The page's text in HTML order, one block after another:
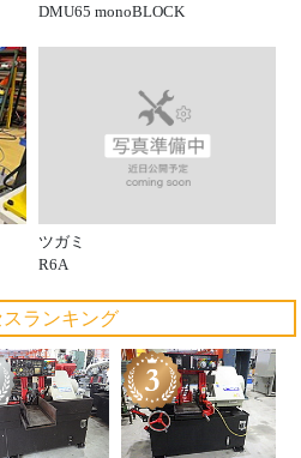
DMU65 monoBLOCK
ツガミ
R6A
スランキング